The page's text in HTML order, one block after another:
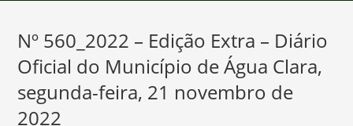
Nº 560_2022 – Edição Extra – Diário
Oficial do Município de Água Clara,
segunda-feira, 21 novembro de
2022